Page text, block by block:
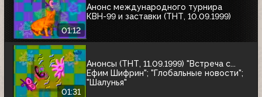
01:12
Анонс международного турнира
КВН-99 и заставки (ТНТ, 10.09.1999)
01:31
Анонсы (ТНТ, 11.09.1999) "Встреча с...
Ефим Шифрин"; "Глобальные новости";
"Шалунья"